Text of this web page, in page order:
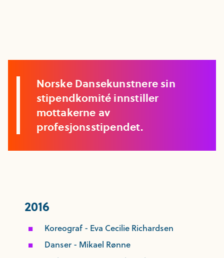
Norske Dansekunstnere sin
stipendkomité innstiller
mottakerne av
profesjonsstipendet.
2016
Koreograf - Eva Cecilie Richardsen
Danser - Mikael Rønne